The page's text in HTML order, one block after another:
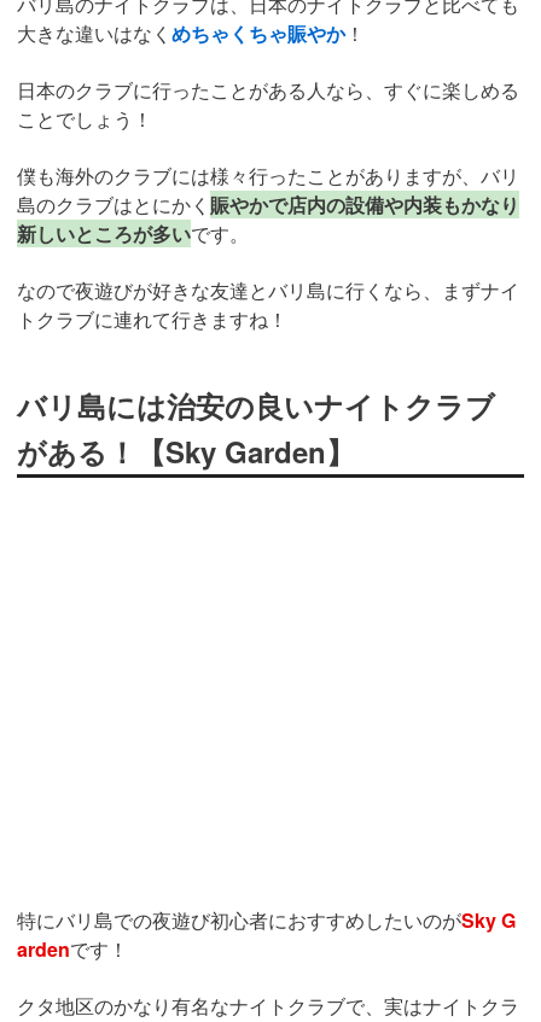
大きな違いはなく めちゃくちゃ賑やか！
日本のクラブに行ったことがある人なら、すぐに楽しめる
ことでしょう！
僕も海外のクラブには様々行ったことがありますが、バリ
島のクラブはとにかく 賑やかで店内の設備や内装もかなり
新しいところが多いです。
なので夜遊びが好きな友達とバリ島に行くなら、まずナイ
トクラブに連れて行きますね！
バリ島には治安の良いナイトクラブ
がある！【Sky Garden】
特にバリ島での夜遊び初心者におすすめしたいのがSky G
ardenです！
クタ地区のかなり有名なナイトクラブで、実はナイトクラ